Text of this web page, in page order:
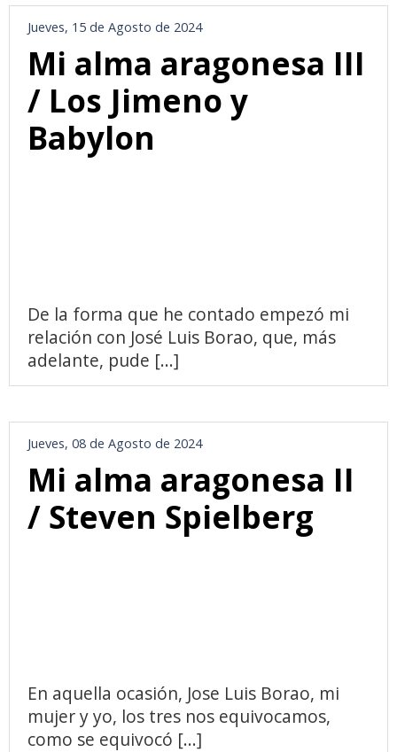
Jueves, 15 de Agosto de 2024
Mi alma aragonesa III
/ Los Jimeno y
Babylon
De la forma que he contado empezó mi
relación con José Luis Borao, que, más
adelante, pude [...]
Jueves, 08 de Agosto de 2024
Mi alma aragonesa II
/ Steven Spielberg
En aquella ocasión, Jose Luis Borao, mi
mujer y yo, los tres nos equivocamos,
como se equivocó [...]